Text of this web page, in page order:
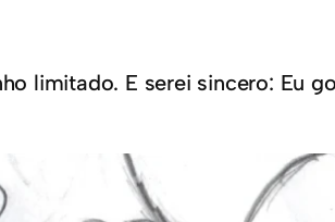
limitado. E serei sincero: Eu